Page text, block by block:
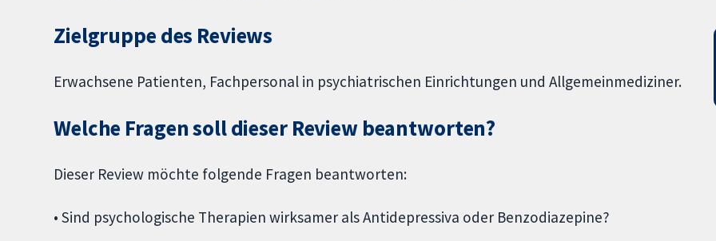
Zielgruppe des Reviews
Erwachsene Patienten, Fachpersonal in psychiatrischen Einrichtungen und Allgemeinmediziner.
Welche Fragen soll dieser Review beantworten?
Dieser Review möchte folgende Fragen beantworten:
• Sind psychologische Therapien wirksamer als Antidepressiva oder Benzodiazepine?